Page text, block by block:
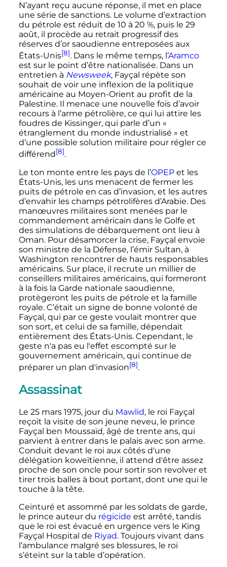
N’ayant reçu aucune réponse, il met en place
une série de sanctions. Le volume d’extraction
du pétrole est réduit de 10 à 20 %, puis le 29
août, il procède au retrait progressif des
réserves d’or saoudienne entreposées aux
États-Unis[8]. Dans le même temps, l’Aramco
est sur le point d’être nationalisée. Dans un
entretien à Newsweek, Fayçal répète son
souhait de voir une inflexion de la politique
américaine au Moyen-Orient au profit de la
Palestine. Il menace une nouvelle fois d’avoir
recours à l’arme pétrolière, ce qui lui attire les
foudres de Kissinger, qui parle d’un «
étranglement du monde industrialisé » et
d’une possible solution militaire pour régler ce
différend[8].
Le ton monte entre les pays de l’OPEPet les
États-Unis, les uns menacent de fermer les
puits de pétrole en cas d’invasion, et les autres
d’envahir les champs pétrolifères d’Arabie. Des
manœuvres militaires sont menées par le
commandement américain dans le Golfe et
des simulations de débarquement ont lieu à
Oman. Pour désamorcer la crise, Fayçal envoie
son ministre de la Défense, l’émir Sultan, à
Washington rencontrer de hauts responsables
américains. Sur place, il recrute un millier de
conseillers militaires américains, qui formeront
à la fois la Garde nationale saoudienne,
protègeront les puits de pétrole et la famille
royale. C’était un signe de bonne volonté de
Fayçal, qui par ce geste voulait montrer que
son sort, et celui de sa famille, dépendait
entièrement des États-Unis. Cependant, le
geste n'a pas eu l'effet escompté sur le
gouvernement américain, qui continue de
préparer un plan d'invasion[8].
Assassinat
Le 25 mars 1975, jour du Mawlid, le roi Fayçal
reçoit la visite de son jeune neveu, le prince
Fayçal ben Moussaïd, âgé de trente ans, qui
parvient à entrer dans le palais avec son arme.
Conduit devant le roi aux côtés d'une
délégation koweïtienne, il attend d'être assez
proche de son oncle pour sortir son revolver et
tirer trois balles à bout portant, dont une qui le
touche à la tête.
Ceinturé et assommé par les soldats de garde,
le prince auteur du régicide est arrêté, tandis
que le roi est évacué en urgence vers le King
Fayçal Hospital de Riyad. Toujours vivant dans
l’ambulance malgré ses blessures, le roi
s’éteint sur la table d’opération.